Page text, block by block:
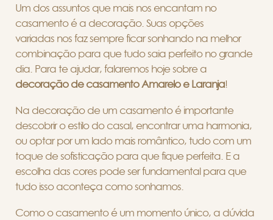
Um dos assuntos que mais nos encantam no
casamento é a decoração. Suas opções
variadas nos faz sempre ficar sonhando na melhor
combinação para que tudo saia perfeito no grande
dia. Para te ajudar, falaremos hoje sobre a
decoração de casamento Amarelo e Laranja!
Na decoração de um casamento é importante
descobrir o estilo do casal, encontrar uma harmonia,
ou optar por um lado mais romântico, tudo com um
toque de sofisticação para que fique perfeita. E a
escolha das cores pode ser fundamental para que
tudo isso aconteça como sonhamos.
Como o casamento é um momento único, a dúvida